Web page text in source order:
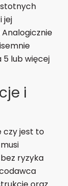
jej
5 lub więcej
i
czy jest to
ryzyka